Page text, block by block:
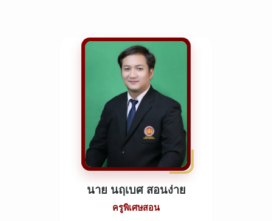
นาย นฤเบศ สอนง่าย
ครูพิเศษสอน